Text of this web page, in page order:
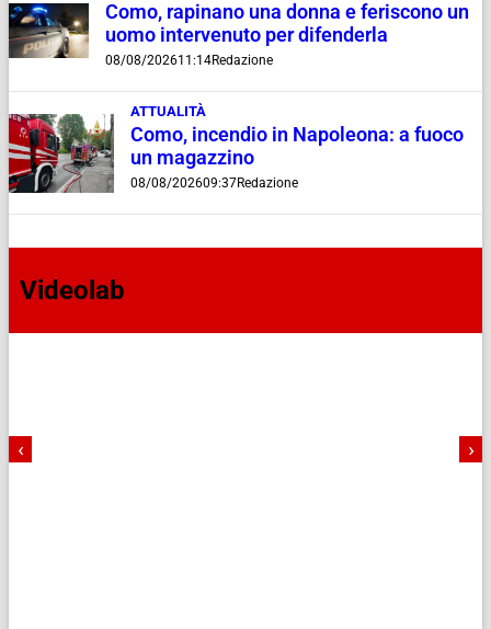
Como, rapinano una donna e feriscono un
uomo intervenuto per difenderla
08/08/202611:14Redazione
ATTUALITÀ
Como, incendio in Napoleona: a fuoco
un magazzino
08/08/202609:37Redazione
Videolab
‹ ›